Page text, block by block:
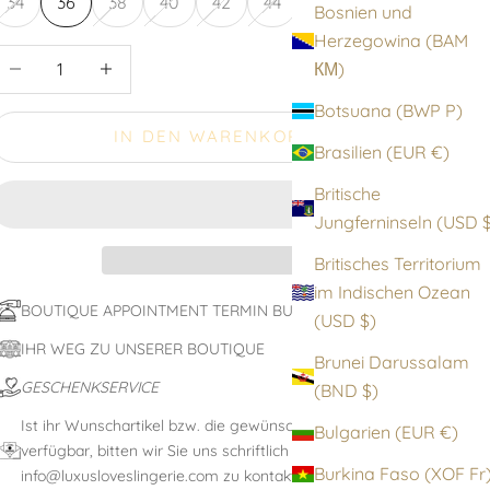
Bosnien und
Herzegowina (BAM
КМ)
Botsuana (BWP P)
Brasilien (EUR €)
Britische
Britisches Territorium
im Indischen Ozean
(USD $)
Brunei Darussalam
(BND $)
Bulgarien (EUR €)
Burkina Faso
verringernAnzahl erhöhen
IN DEN WARENKORB
BOUTIQUE APPOINTMENT TERMIN BUCHEN
IHR WEG ZU UNSERER BOUTIQUE
GESCHENKSERVICE
Ist ihr Wunschartikel bzw. die gewünschte Größe nicht
verfügbar, bitten wir Sie uns schriftlich unter:
info@luxusloveslingerie.com zu kontaktieren